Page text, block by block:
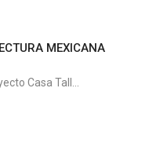
MEXICANA
Casa Tall...